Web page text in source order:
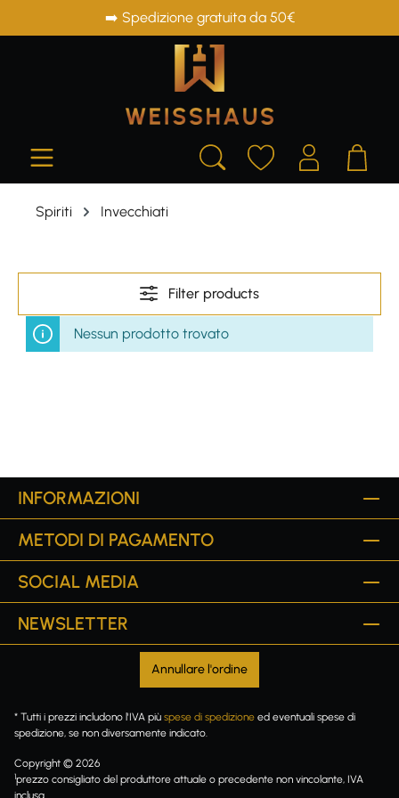
➡️ Spedizione gratuita da 50€
Spiriti Invecchiati
Filter products
Nessun prodotto trovato
INFORMAZIONI
METODI DI PAGAMENTO
SOCIAL MEDIA
NEWSLETTER
Annullare l'ordine
* Tutti i prezzi includono l'IVA più spese di spedizione ed eventuali spese di
spedizione, se non diversamente indicato.
Copyright © 2026
1prezzo consigliato del produttore attuale o precedente non vincolante, IVA
inclusa.